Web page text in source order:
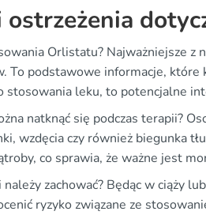
ostrzeżenia
Orlistatu? Najważniejsze
To podstawowe informacje,
stosowania leku, to potencjalne
natknąć się podczas terapii?
wzdęcia czy również biegunka
co sprawia, że ważne jest
zachować? Będąc w ciąży
ryzyko związane ze